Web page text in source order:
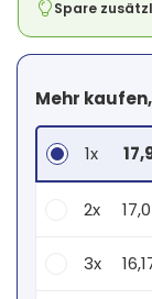
Spare
Mehr
1x
2x
3x